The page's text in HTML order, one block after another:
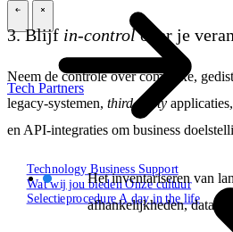
Technology Business Support
Wat wij jou biedenOnze cultuur
SelectieprocedureA day in the life
Tech Partners
3. Blijf in-controlover je
Neem de controle over complexe,
legacy-systemen, third-party
en API-integraties om business
Het inventariseren van
afhankelijkheden,